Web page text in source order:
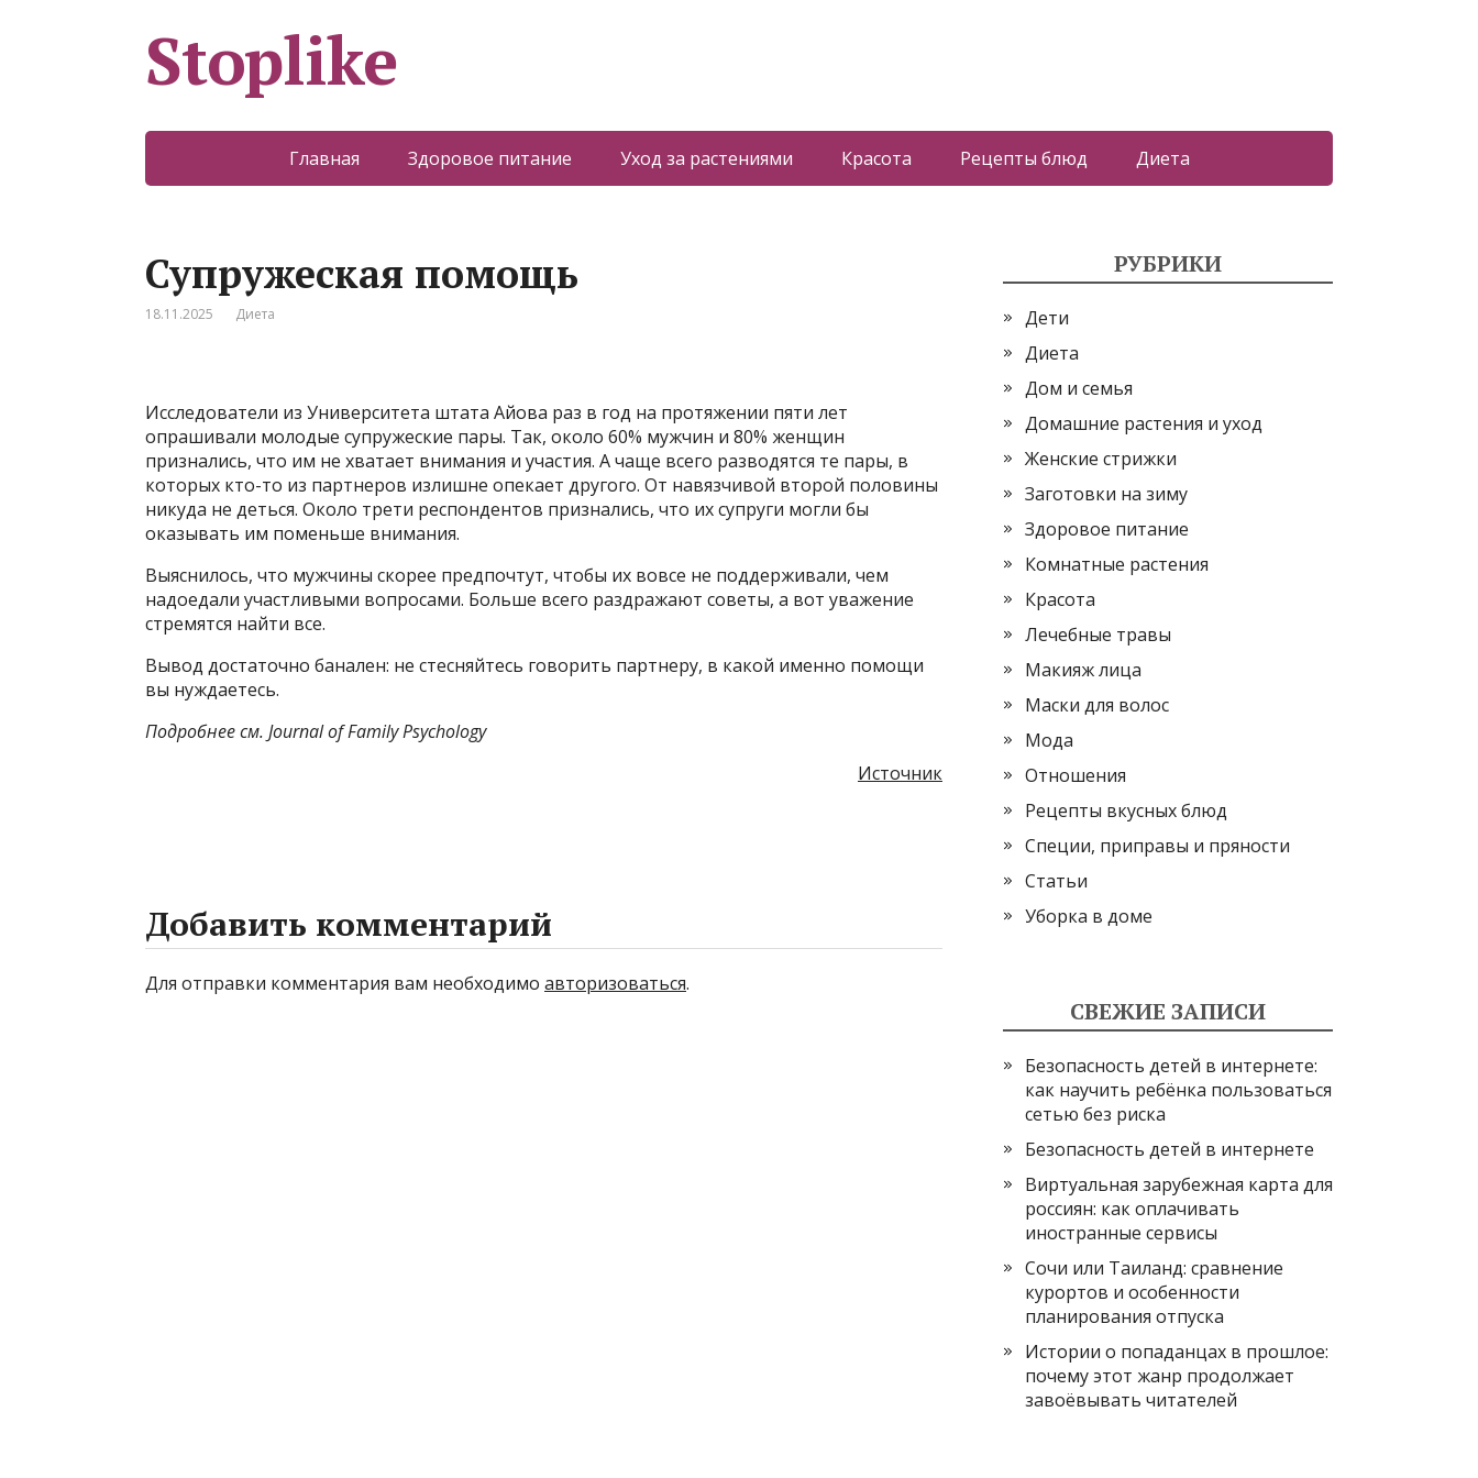
Stoplike
Главная Здоровое питание Уход за растениями Красота Рецепты блюд Диета
Супружеская помощь
18.11.2025 Диета
Исследователи из Университета штата Айова раз в год на протяжении пяти лет
опрашивали молодые супружеские пары. Так, около 60% мужчин и 80% женщин
признались, что им не хватает внимания и участия. А чаще всего разводятся те пары, в
которых кто-то из партнеров излишне опекает другого. От навязчивой второй половины
никуда не деться. Около трети респондентов признались, что их супруги могли бы
оказывать им поменьше внимания.
Выяснилось, что мужчины скорее предпочтут, чтобы их вовсе не поддерживали, чем
надоедали участливыми вопросами. Больше всего раздражают советы, а вот уважение
стремятся найти все.
Вывод достаточно банален: не стесняйтесь говорить партнеру, в какой именно помощи
вы нуждаетесь.
Подробнее см. Journal of Family Psychology
Источник
Добавить комментарий
Для отправки комментария вам необходимо авторизоваться.
РУБРИКИ
Дети
Диета
Дом и семья
Домашние растения и уход
Женские стрижки
Заготовки на зиму
Здоровое питание
Комнатные растения
Красота
Лечебные травы
Макияж лица
Маски для волос
Мода
Отношения
Рецепты вкусных блюд
Специи, приправы и пряности
Статьи
Уборка в доме
СВЕЖИЕ ЗАПИСИ
Безопасность детей в интернете:
как научить ребёнка пользоваться
сетью без риска
Безопасность детей в интернете
Виртуальная зарубежная карта для
россиян: как оплачивать
иностранные сервисы
Сочи или Таиланд: сравнение
курортов и особенности
планирования отпуска
Истории о попаданцах в прошлое:
почему этот жанр продолжает
завоёвывать читателей